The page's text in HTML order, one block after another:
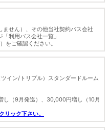
せん）、その他当社契約バス会社
利用バス会社一覧」
）をご確認ください。
イン/トリプル）スタンダードルーム
し（9月発迄）、30,000円増し（10月
リック下さい。